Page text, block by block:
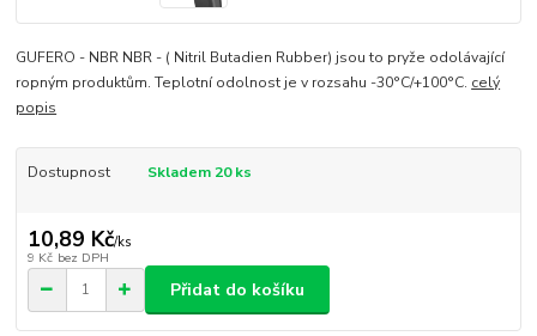
GUFERO - NBR NBR - ( Nitril Butadien Rubber) jsou to pryže odolávající
ropným produktům. Teplotní odolnost je v rozsahu -30°C/+100°C. celý
popis
Dostupnost Skladem 20 ks
10,89 Kč/ks
9 Kč bez DPH
Přidat do košíku